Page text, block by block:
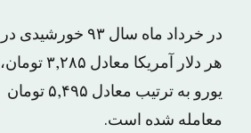
در خرداد ماه سال
هر دلار
معامله شده است.